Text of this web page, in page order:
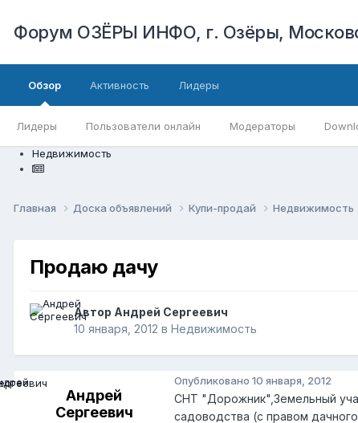
Форум ОЗЁРЫ ИНФО, г. Озёры,
Обзор
Лидеры Пользователи онлайн Модераторы
Активность Лидеры
Недвижимость
Главная Доска объявлений Купи-продай Недвижимость
Продаю дачу
Автор Андрей Сергеевич
10 января, 2012 в Недвижимость
Андрей
Сергеевич
Опубликовано 10 января, 2012
СНТ "Дорожник",Земельный
садоводства (с правом